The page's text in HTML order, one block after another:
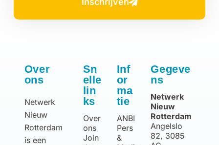
Over
ons
Netwerk
Nieuw
Rotterdam
is een
Sn
elle
lin
ks
Over
ons
Join
Inf
or
ma
tie
ANBI
Pers
&
Gegeve
ns
Netwerk
Nieuw
Rotterdam
Angelslo
82, 3085